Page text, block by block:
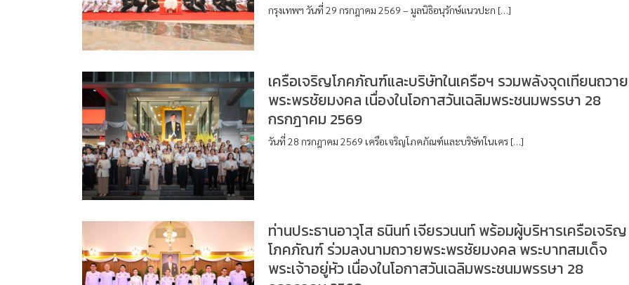
กรุงเทพฯ วันที่ 29 กรกฎาคม 2569 – มูลนิธิอนุรักษ์แนวปะก […]
เครือเจริญโภคภัณฑ์และบริษัทในเครือฯ รวมพลังจุดเทียนถวาย
พระพรชัยมงคล เนื่องในโอกาสวันเฉลิมพระชนมพรรษา 28
กรกฎาคม 2569
วันที่ 28 กรกฎาคม 2569 เครือเจริญโภคภัณฑ์และบริษัทในเคร […]
ท่านประธานอาวุโส ธนินท์ เจียรวนนท์ พร้อมผู้บริหารเครือเจริญ
โภคภัณฑ์ ร่วมลงนามถวายพระพรชัยมงคล พระบาทสมเด็จ
พระเจ้าอยู่หัว เนื่องในโอกาสวันเฉลิมพระชนมพรรษา 28